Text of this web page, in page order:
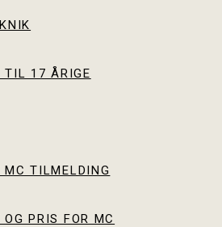
TIL 17 ÅRIGE
MC TILMELDING
PRIS FOR MC